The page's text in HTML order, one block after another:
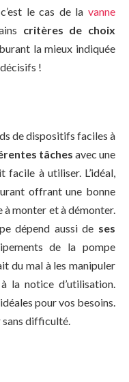
le cas de la vanne
critères de choix
la mieux indiquée
!
de dispositifs faciles à
tâches avec une
facile à utiliser. L’idéal,
offrant une bonne
monter et à démonter.
dépend aussi de ses
de la pompe
du mal à les manipuler
la notice d’utilisation.
pour vos besoins.
sans difficulté.